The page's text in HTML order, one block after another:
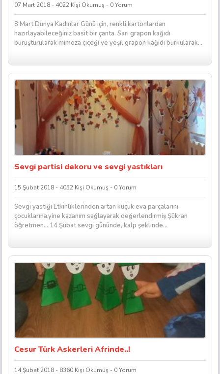
07 Mart 2018 - 4022 Kişi Okumuş - 0 Yorum
8 Mart Dünya Kadınlar Günü için, renkli kartonlardan
hazırlayabileceğiniz basit bir çanta. Sarı grapon kağıdı
buruşturularak mimoza çiçeği ve yeşil grapon kağıdı burkularak...
Sevgi partisi dekoru ve sevgi yastıkları
15 Şubat 2018 - 4052 Kişi Okumuş - 0 Yorum
Sevgi yastığı Etkinliklerinden artan küçük eva parçalarını
çocuklarına,yine kazanım sağlayarak değerlendirmiş Şükran
öğretmen… 14 Şubat sevgi gününde, kalp şeklinde...
Cesur Türk Askerleri Afrinde..!
14 Şubat 2018 - 8360 Kişi Okumuş - 0 Yorum